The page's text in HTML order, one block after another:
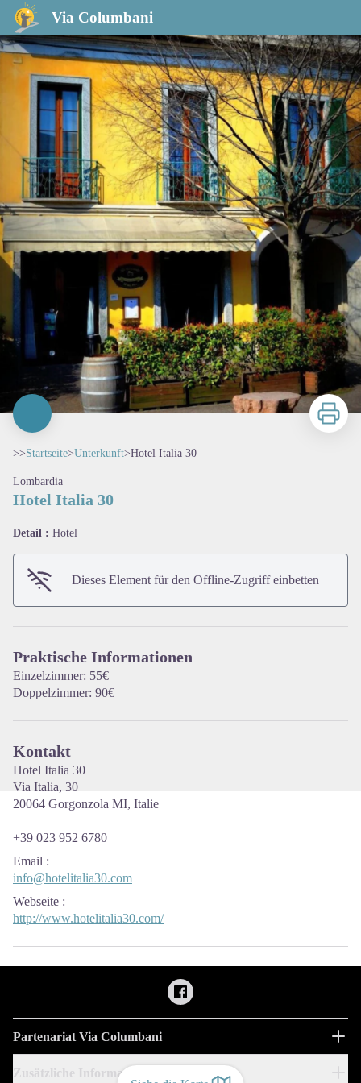
Via Columbani
Hotel Italia 30
View picture in full screen
Zu
>>Startseite>Unterkunft>Hotel Italia 30
Lombardia
Hotel Italia 30
Detail : Hotel
Dieses Element für den Offline-Zugriff einbetten
Praktische Informationen
Einzelzimmer: 55€
Doppelzimmer: 90€
Kontakt
Hotel Italia 30
Via Italia, 30
20064 Gorgonzola MI, Italie
+39 023 952 6780
Email :
info@hotelitalia30.com
Webseite :
http://www.hotelitalia30.com/
Partenariat Via Columbani
Zusätzliche Informationen